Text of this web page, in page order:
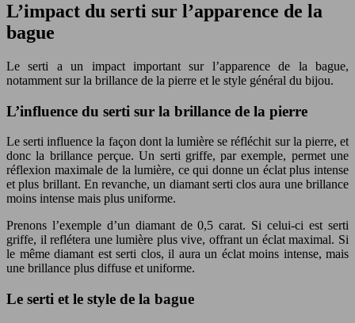
L’impact du serti sur l’apparence de la
bague
Le serti a un impact important sur l’apparence de la bague,
notamment sur la brillance de la pierre et le style général du bijou.
L’influence du serti sur la brillance de la pierre
Le serti influence la façon dont la lumière se réfléchit sur la pierre, et
donc la brillance perçue. Un serti griffe, par exemple, permet une
réflexion maximale de la lumière, ce qui donne un éclat plus intense
et plus brillant. En revanche, un diamant serti clos aura une brillance
moins intense mais plus uniforme.
Prenons l’exemple d’un diamant de 0,5 carat. Si celui-ci est serti
griffe, il reflétera une lumière plus vive, offrant un éclat maximal. Si
le même diamant est serti clos, il aura un éclat moins intense, mais
une brillance plus diffuse et uniforme.
Le serti et le style de la bague